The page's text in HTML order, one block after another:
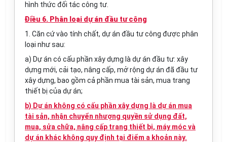
hình thức đối tác công tư.
Điều 6. Phân loại dự án đầu tư công
1. Căn cứ vào tính chất, dự án đầu tư công được phân
loại như sau:
a) Dự án có cấu phần xây dựng là dự án đầu tư: xây
dựng mới, cải tạo, nâng cấp, mở rộng dự án đã đầu tư
xây dựng, bao gồm cả phần mua tài sản, mua trang
thiết bị của dự án;
b) Dự án không có cấu phần xây dựng là dự án mua
tài sản, nhận chuyển nhượng quyền sử dụng đất,
mua, sửa chữa, nâng cấp trang thiết bị, máy móc và
dự án khác không quy định tại điểm a khoản này.